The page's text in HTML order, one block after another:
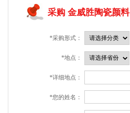
采购 金威胜陶瓷颜料
*采购形式：
*地点：
*详细地点：
*您的姓名：